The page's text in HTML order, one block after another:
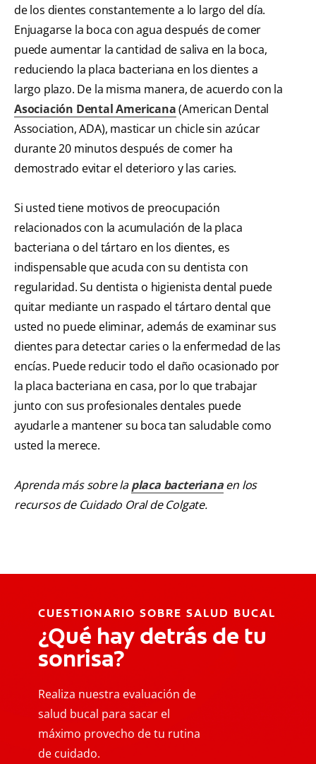
de los dientes constantemente a lo largo del día.
Enjuagarse la boca con agua después de comer
puede aumentar la cantidad de saliva en la boca,
reduciendo la placa bacteriana en los dientes a
largo plazo. De la misma manera, de acuerdo con la
Asociación Dental Americana(American Dental
Association, ADA), masticar un chicle sin azúcar
durante 20 minutos después de comer ha
demostrado evitar el deterioro y las caries.
Si usted tiene motivos de preocupación
relacionados con la acumulación de la placa
bacteriana o del tártaro en los dientes, es
indispensable que acuda con su dentista con
regularidad. Su dentista o higienista dental puede
quitar mediante un raspado el tártaro dental que
usted no puede eliminar, además de examinar sus
dientes para detectar caries o la enfermedad de las
encías. Puede reducir todo el daño ocasionado por
la placa bacteriana en casa, por lo que trabajar
junto con sus profesionales dentales puede
ayudarle a mantener su boca tan saludable como
usted la merece.
Aprenda más sobre laplaca bacterianaen los
recursos de Cuidado Oral de Colgate.
CUESTIONARIO SOBRE SALUD BUCAL
¿Qué hay detrás de tu
sonrisa?
Realiza nuestra evaluación de
salud bucal para sacar el
máximo provecho de tu rutina
de cuidado.